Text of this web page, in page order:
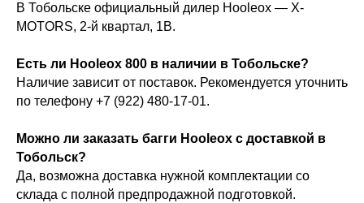
В Тобольске официальный дилер Hooleox — X-
MOTORS, 2-й квартал, 1В.
Есть ли Hooleox 800 в наличии в Тобольске?
Наличие зависит от поставок. Рекомендуется уточнить
по телефону +7 (922) 480-17-01.
Можно ли заказать багги Hooleox с доставкой в
Тобольск?
Да, возможна доставка нужной комплектации со
склада с полной предпродажной подготовкой.